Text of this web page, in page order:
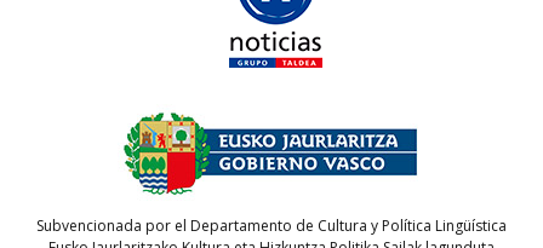
Subvencionada por el Departamento de Cultura y Política Lingüística